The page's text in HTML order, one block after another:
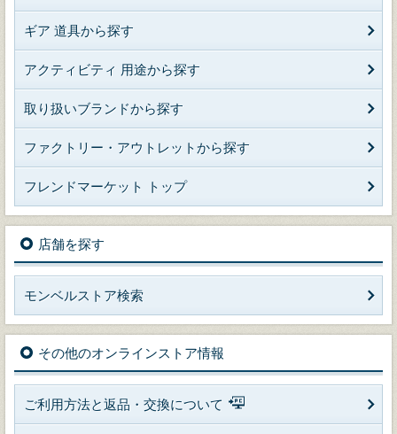
ギア 道具から探す
アクティビティ 用途から探す
取り扱いブランドから探す
ファクトリー・アウトレットから探す
フレンドマーケット トップ
店舗を探す
モンベルストア検索
その他のオンラインストア情報
ご利用方法と返品・交換について